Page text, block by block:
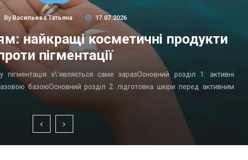
By Васильева Татьяна 17.07.2026
найкращі косметичні продукти
пігментації
з\’являється саме заразОсновний розділ 1: активні
базоюОсновний розділ 2: підготовка шкіри перед активним